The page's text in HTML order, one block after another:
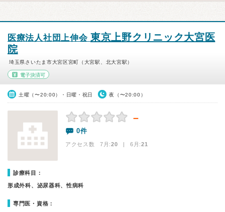
医療法人社団上伸会 東京上野クリニック大宮医
院
埼玉県さいたま市大宮区宮町（大宮駅、北大宮駅）
電子決済可
土曜（〜20:00）・日曜・祝日 夜（〜20:00）
－
0件
アクセス数 7月:20 | 6月:21
診療科目：
形成外科、泌尿器科、性病科
専門医・資格：